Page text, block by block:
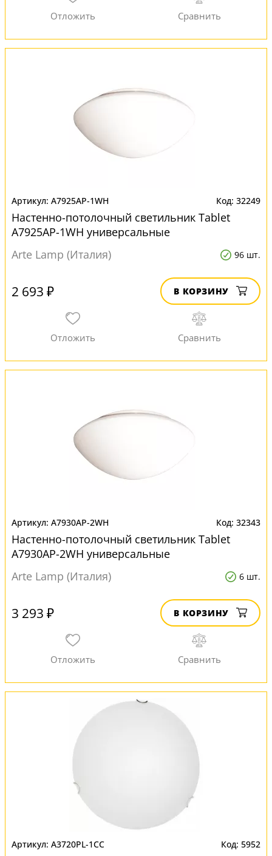
A7925AP-1WH 32249
Настенно-потолочный светильник Tablet
A7925AP-1WH универсальные
Arte Lamp (Италия)
96 шт.
2 693 ₽ В КОРЗИНУ
A7930AP-2WH 32343
Настенно-потолочный светильник Tablet
A7930AP-2WH универсальные
Arte Lamp (Италия)
6 шт.
3 293 ₽ В КОРЗИНУ
A3720PL-1CC 5952